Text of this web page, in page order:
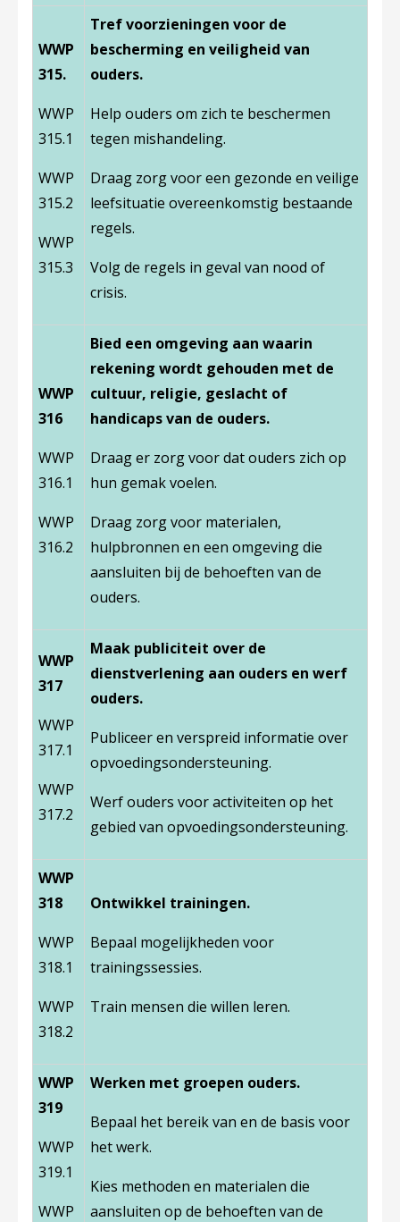
WWP
315.
WWP
315.1
WWP
315.2
WWP
315.3
Tref voorzieningen voor de
bescherming en veiligheid van
ouders.
Help ouders om zich te beschermen
tegen mishandeling.
Draag zorg voor een gezonde en veilige
leefsituatie overeenkomstig bestaande
regels.
Volg de regels in geval van nood of
crisis.
WWP
316
WWP
316.1
WWP
316.2
Bied een omgeving aan waarin
rekening wordt gehouden met de
cultuur, religie, geslacht of
handicaps van de ouders.
Draag er zorg voor dat ouders zich op
hun gemak voelen.
Draag zorg voor materialen,
hulpbronnen en een omgeving die
aansluiten bij de behoeften van de
ouders.
WWP
317
WWP
317.1
WWP
317.2
Maak publiciteit over de
dienstverlening aan ouders en werf
ouders.
Publiceer en verspreid informatie over
opvoedingsondersteuning.
Werf ouders voor activiteiten op het
gebied van opvoedingsondersteuning.
WWP
318
WWP
318.1
WWP
318.2
Ontwikkel trainingen.
Bepaal mogelijkheden voor
trainingssessies.
Train mensen die willen leren.
WWP
319
WWP
319.1
WWP
Werken met groepen ouders.
Bepaal het bereik van en de basis voor
het werk.
Kies methoden en materialen die
aansluiten op de behoeften van de